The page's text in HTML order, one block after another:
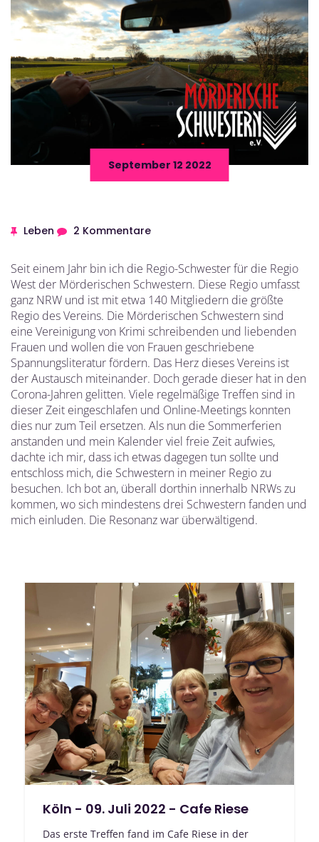
September 12 2022
Leben 2 Kommentare
Seit einem Jahr bin ich die Regio-Schwester für die Regio
West der Mörderischen Schwestern. Diese Regio umfasst
ganz NRW und ist mit etwa 140 Mitgliedern die größte
Regio des Vereins. Die Mörderischen Schwestern sind
eine Vereinigung von Krimi schreibenden und liebenden
Frauen und wollen die von Frauen geschriebene
Spannungsliteratur fördern. Das Herz dieses Vereins ist
der Austausch miteinander. Doch gerade dieser hat in den
Corona-Jahren gelitten. Viele regelmäßige Treffen sind in
dieser Zeit eingeschlafen und Online-Meetings konnten
dies nur zum Teil ersetzen. Als nun die Sommerferien
anstanden und mein Kalender viel freie Zeit aufwies,
dachte ich mir, dass ich etwas dagegen tun sollte und
entschloss mich, die Schwestern in meiner Regio zu
besuchen. Ich bot an, überall dorthin innerhalb NRWs zu
kommen, wo sich mindestens drei Schwestern fanden und
mich einluden. Die Resonanz war überwältigend.
Köln - 09. Juli 2022 - Cafe Riese
Das erste Treffen fand im Cafe Riese in der